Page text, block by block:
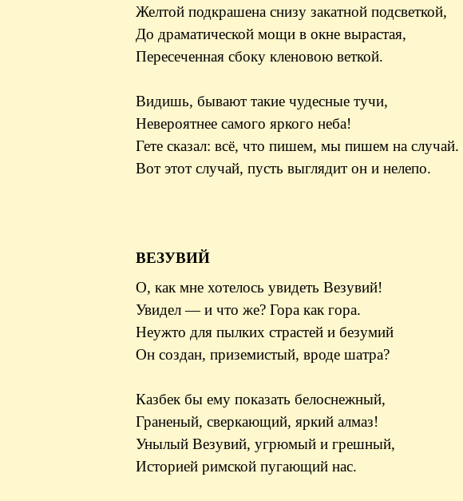
Желтой подкрашена снизу закатной подсветкой,
До драматической мощи в окне вырастая,
Пересеченная сбоку кленовою веткой.
Видишь, бывают такие чудесные тучи,
Невероятнее самого яркого неба!
Гете сказал: всё, что пишем, мы пишем на случай.
Вот этот случай, пусть выглядит он и нелепо.
ВЕЗУВИЙ
О, как мне хотелось увидеть Везувий!
Увидел — и что же? Гора как гора.
Неужто для пылких страстей и безумий
Он создан, приземистый, вроде шатра?
Казбек бы ему показать белоснежный,
Граненый, сверкающий, яркий алмаз!
Унылый Везувий, угрюмый и грешный,
Историей римской пугающий нас.